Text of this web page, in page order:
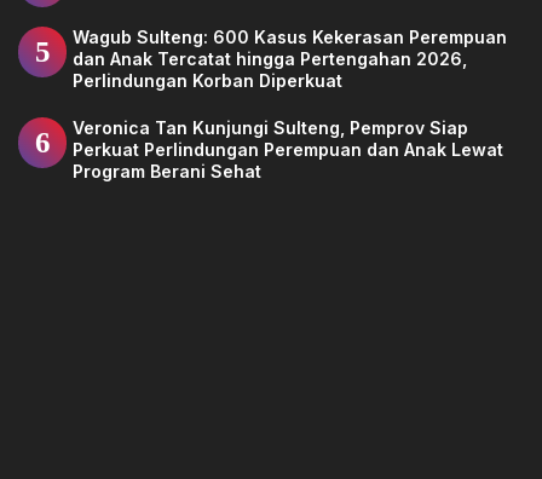
5
Wagub Sulteng: 600 Kasus Kekerasan Perempuan
dan Anak Tercatat hingga Pertengahan 2026,
Perlindungan Korban Diperkuat
6
Veronica Tan Kunjungi Sulteng, Pemprov Siap
Perkuat Perlindungan Perempuan dan Anak Lewat
Program Berani Sehat